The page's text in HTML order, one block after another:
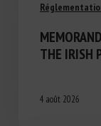
THE IRISH
4 août 2026